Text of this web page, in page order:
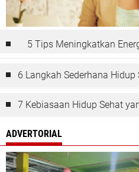
5 Tips Meningkatkan
6 Langkah Sederhana
7 Kebiasaan Hidup Sehat
ADVERTORIAL